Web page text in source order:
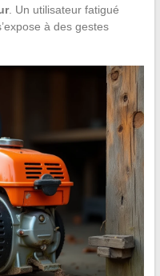
. Un utilisateur fatigué
à des gestes